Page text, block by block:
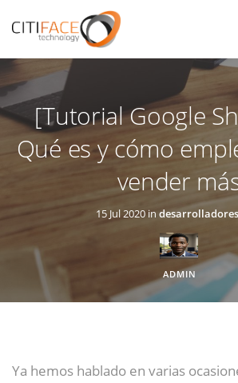
contenido
principal
[Tutorial Google
Qué es y cómo
vender
15 Jul 2020 in
ADMIN
Ya hemos hablado en varias